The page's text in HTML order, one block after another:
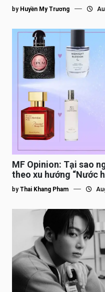
by Huyền My Trương
MF Opinion: Tại sao
theo xu hướng “Nước
by Thai Khang Pham